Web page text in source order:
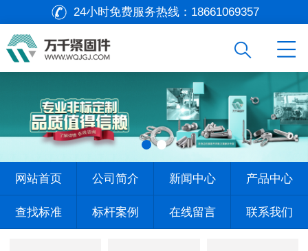
24小时免费服务热线： 18661069357
网站首页 公司简介 新闻中心 产品中心
查找标准 标杆案例 在线留言 联系我们